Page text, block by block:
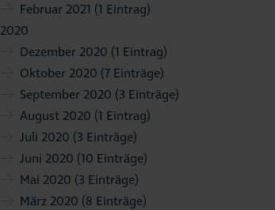
Februar 2021 (1 Eintrag)
2020
Dezember 2020 (1 Eintrag)
Oktober 2020 (7 Einträge)
September 2020 (3 Einträge)
August 2020 (1 Eintrag)
Juli 2020 (3 Einträge)
Juni 2020 (10 Einträge)
Mai 2020 (3 Einträge)
März 2020 (8 Einträge)